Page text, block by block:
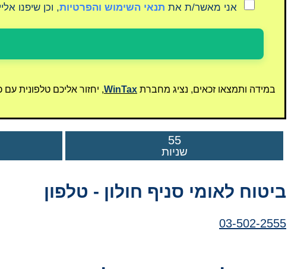
אני מאשר/ת את תנאי השימוש והפרטיות, וכן שיפנו
במידה ותמצאו זכאים, נציג מחברת WinTax, יחזור אליכם טלפונית
55
שניות
ביטוח לאומי סניף חולון - טלפון
03-502-2555